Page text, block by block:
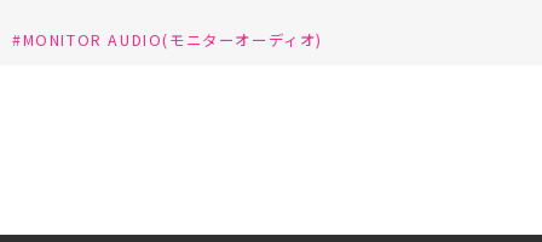
#Phasemation(フェーズメーション)
#MONITOR AUDIO(モニターオーディオ)